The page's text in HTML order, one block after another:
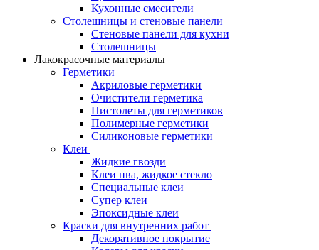
Кухонные смесители
Столешницы и стеновые панели
Стеновые панели для кухни
Столешницы
Лакокрасочные материалы
Герметики
Акриловые герметики
Очистители герметика
Пистолеты для герметиков
Полимерные герметики
Силиконовые герметики
Клеи
Жидкие гвозди
Клеи пва, жидкое стекло
Специальные клеи
Супер клеи
Эпоксидные клеи
Краски для внутренних работ
Декоративное покрытие